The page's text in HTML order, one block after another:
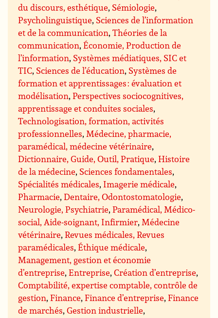
du discours, esthétique, Sémiologie,
Psycholinguistique, Sciences de l’information
et de la communication,Théories de la
communication,Économie, Production de
l’information, Systèmes médiatiques, SIC et
TIC, Sciences de l’éducation, Systèmes de
formation et apprentissages : évaluation et
modélisation,Perspectives sociocognitives,
apprentissage et conduites sociales,
Technologisation, formation, activités
professionnelles, Médecine, pharmacie,
paramédical, médecine vétérinaire,
Dictionnaire, Guide, Outil, Pratique,Histoire
de la médecine, Sciences fondamentales,
Spécialités médicales, Imagerie médicale,
Pharmacie,Dentaire, Odontostomatologie,
Neurologie, Psychiatrie,Paramédical, Médico-
social, Aide-soignant, Infirmier, Médecine
vétérinaire,Revues médicales, Revues
paramédicales,Éthique médicale,
Management, gestion et économie
d’entreprise,Entreprise,Création d’entreprise,
Comptabilité, expertise comptable, contrôle de
gestion,Finance,Finance d’entreprise,Finance
de marchés,Gestion industrielle,